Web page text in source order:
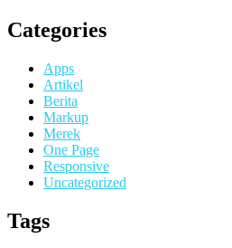
Categories
Apps
Artikel
Berita
Markup
Merek
One Page
Responsive
Uncategorized
Tags